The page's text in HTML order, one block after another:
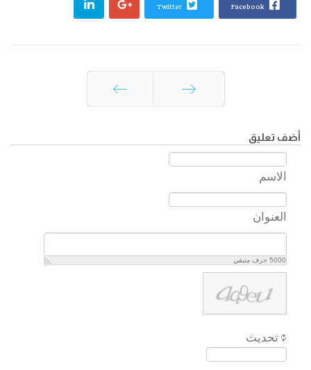
أضف تعليق
الاسم
العنوان
5000 حرف متبقي
تحديث